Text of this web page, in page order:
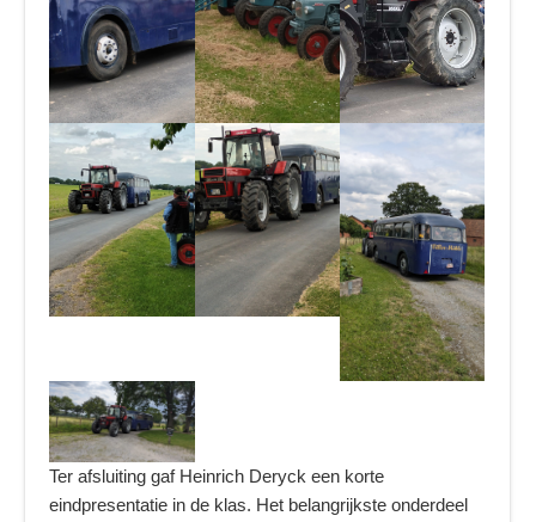
Ter afsluiting gaf Heinrich Deryck een korte
eindpresentatie in de klas. Het belangrijkste onderdeel